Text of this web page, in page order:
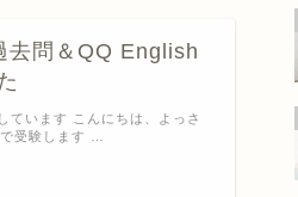
去問＆QQ English
ています こんにちは、よっさ
受験します …